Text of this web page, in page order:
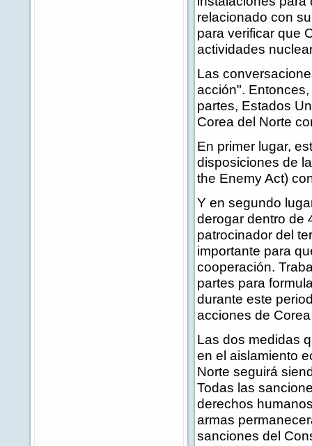
relacionado con
para verificar que
actividades
Las
acción".
partes, Estados
Corea del Norte
En primer lugar,
disposiciones de
the Enemy Act)
Y en segundo
derogar dentro de
patrocinador del
importante para
cooperación.
partes para
durante este
acciones de
Las dos medidas
en el aislamiento
Norte seguirá
Todas las
derechos
armas
sanciones del